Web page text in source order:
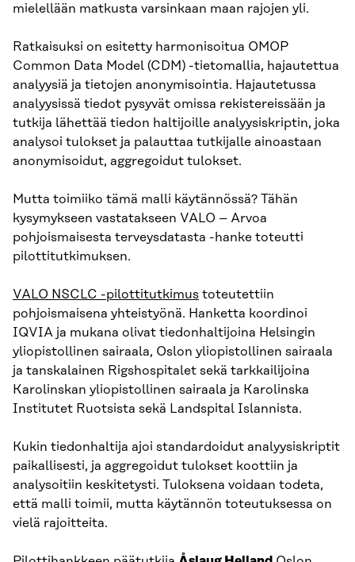
mielellään matkusta varsinkaan maan rajojen yli.
Ratkaisuksi on esitetty harmonisoitua OMOP
Common Data Model (CDM) -tietomallia, hajautettua
analyysiä ja tietojen anonymisointia. Hajautetussa
analyysissä tiedot pysyvät omissa rekistereissään ja
tutkija lähettää tiedon haltijoille analyysiskriptin, joka
analysoi tulokset ja palauttaa tutkijalle ainoastaan
anonymisoidut, aggregoidut tulokset.
Mutta toimiiko tämä malli käytännössä? Tähän
kysymykseen vastatakseen VALO – Arvoa
pohjoismaisesta terveysdatasta -hanke toteutti
pilottitutkimuksen.
VALO NSCLC -pilottitutkimus toteutettiin
pohjoismaisena yhteistyönä. Hanketta koordinoi
IQVIA ja mukana olivat tiedonhaltijoina Helsingin
yliopistollinen sairaala, Oslon yliopistollinen sairaala
ja tanskalainen Rigshospitalet sekä tarkkailijoina
Karolinskan yliopistollinen sairaala ja Karolinska
Institutet Ruotsista sekä Landspital Islannista.
Kukin tiedonhaltija ajoi standardoidut analyysiskriptit
paikallisesti, ja aggregoidut tulokset koottiin ja
analysoitiin keskitetysti. Tuloksena voidaan todeta,
että malli toimii, mutta käytännön toteutuksessa on
vielä rajoitteita.